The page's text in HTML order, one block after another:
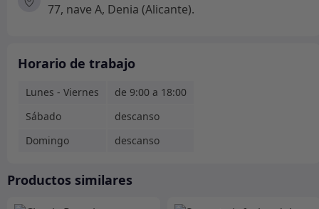
77, nave A, Denia (Alicante).
Horario de trabajo
Lunes - Viernes
de 9:00 a 18:00
Sábado
descanso
Domingo
descanso
Productos similares